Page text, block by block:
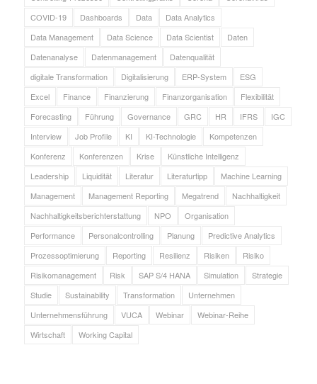
COVID-19
Dashboards Data
Data Analytics
Data Management
Data Science Data Scientist
Daten
Datenanalyse
Datenmanagement
Datenqualität
digitale Transformation
Digitalisierung ERP-System
ESG
Excel
Finance Finanzierung Finanzorganisation
Flexibilität
Forecasting
Führung Governance GRC HR IFRS
IGC
Interview
Job Profile KI KI-Technologie
Kompetenzen
Konferenz
Konferenzen Krise
Künstliche Intelligenz
Leadership
Liquidität Literatur Literaturtipp
Machine Learning
Management
Management Reporting Megatrend
Nachhaltigkeit
Nachhaltigkeitsberichterstattung
NPO
Organisation
Performance
Personalcontrolling Planung
Predictive Analytics
Prozessoptimierung
Reporting Resilienz Risiken
Risiko
Risikomanagement
Risk SAP S/4 HANA Simulation
Strategie
Studie
Sustainability Transformation
Unternehmen
Unternehmensführung
VUCA Webinar
Webinar-Reihe
Wirtschaft
Working Capital